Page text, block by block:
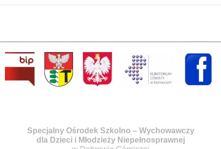
Specjalny Ośrodek Szkolno – Wychowawczy
dla Dzieci i Młodzieży Niepełnosprawnej